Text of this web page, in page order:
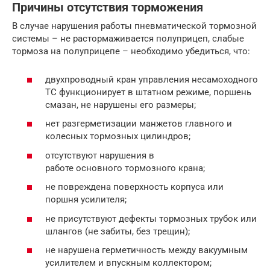
Причины отсутствия торможения
В случае нарушения работы пневматической тормозной
системы – не растормаживается полуприцеп, слабые
тормоза на полуприцепе – необходимо убедиться, что:
двухпроводный кран управления несамоходного
ТС функционирует в штатном режиме, поршень
смазан, не нарушены его размеры;
нет разгерметизации манжетов главного и
колесных тормозных цилиндров;
отсутствуют нарушения в
работе основного тормозного крана;
не повреждена поверхность корпуса или
поршня усилителя;
не присутствуют дефекты тормозных трубок или
шлангов (не забиты, без трещин);
не нарушена герметичность между вакуумным
усилителем и впускным коллектором;